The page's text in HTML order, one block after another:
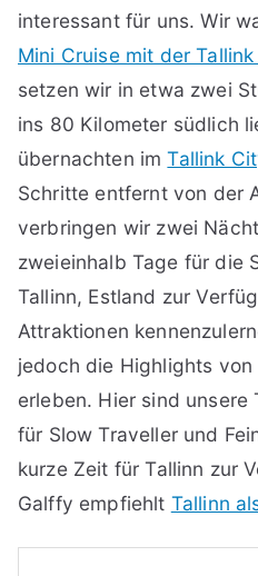
interessant für uns. Wir
Mini Cruise mit der
setzen wir in etwa zwei
ins 80 Kilometer südlich
übernachten imTallink
Schritte entfernt von der
verbringen wir zwei
zweieinhalb Tage für die
Tallinn, Estland zur
Attraktionen
jedoch die Highlights
erleben. Hier sind unsere
für Slow Traveller und
kurze Zeit für Tallinn zur
Galffy empfiehlt Tallinn